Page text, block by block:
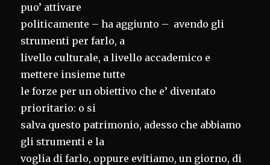
puo’ attivare
politicamente – ha aggiunto – avendo gli
strumenti per farlo, a
livello culturale, a livello accademico e
mettere insieme tutte
le forze per un obiettivo che e’ diventato
prioritario: o si
salva questo patrimonio, adesso che abbiamo
gli strumenti e la
voglia di farlo, oppure evitiamo, un giorno, di